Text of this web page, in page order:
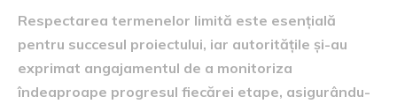
Respectarea termenelor limită este esențială
pentru succesul proiectului, iar autoritățile și-au
exprimat angajamentul de a monitoriza
îndeaproape progresul fiecărei etape, asigurându-